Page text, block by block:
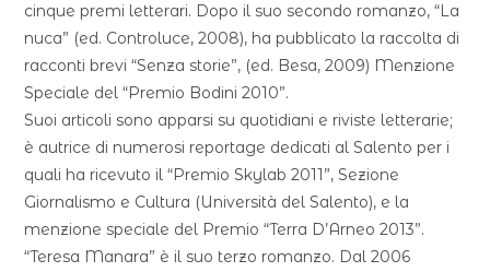
cinque premi letterari. Dopo il suo secondo romanzo, “La
nuca” (ed. Controluce, 2008), ha pubblicato la raccolta di
racconti brevi “Senza storie”, (ed. Besa, 2009) Menzione
Speciale del “Premio Bodini 2010”.
Suoi articoli sono apparsi su quotidiani e riviste letterarie;
è autrice di numerosi reportage dedicati al Salento per i
quali ha ricevuto il “Premio Skylab 2011”, Sezione
Giornalismo e Cultura (Università del Salento), e la
menzione speciale del Premio “Terra D’Arneo 2013”.
“Teresa Manara” è il suo terzo romanzo. Dal 2006